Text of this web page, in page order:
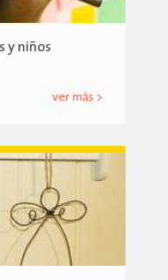
y niños
ver más >